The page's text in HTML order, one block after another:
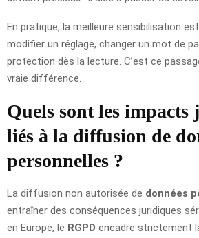
En pratique, la meilleure sensibilisation
modifier un réglage, changer un mot de
protection dès la lecture. C’est ce
vraie différence.
Quels sont les
liés à la diffusion de
personnelles ?
La diffusion non autorisée de données
entraîner des conséquences juridiques
en Europe, le RGPD encadre strictement